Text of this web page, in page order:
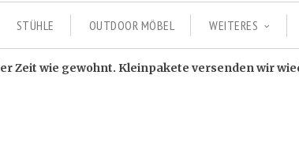
STÜHLE OUTDOOR MÖBEL WEITERES
Zeit wie gewohnt. Kleinpakete versenden wir